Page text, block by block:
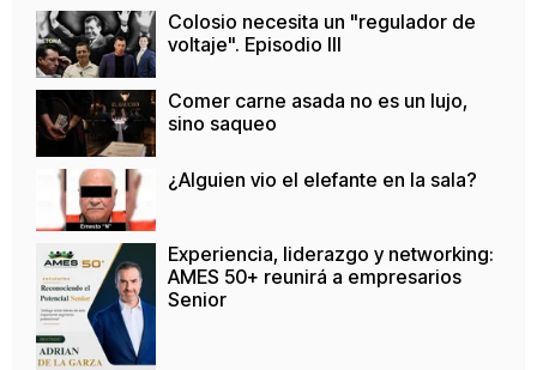
Colosio necesita un "regulador de
voltaje". Episodio III
Comer carne asada no es un lujo,
sino saqueo
¿Alguien vio el elefante en la sala?
Experiencia, liderazgo y networking:
AMES 50+ reunirá a empresarios
Senior